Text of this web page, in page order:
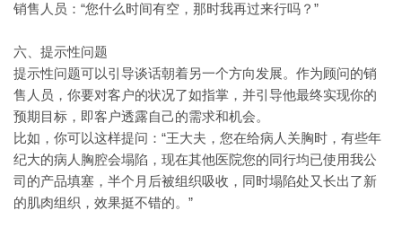
销售人员： “您什么时间有空，那时我再过来行吗？”
六、提示性问题
提示性问题可以引导谈话朝着另一个方向发展。作为顾问的销
售人员，你要对客户的状况了如指掌，并引导他最终实现你的
预期目标，即客户透露自己的需求和机会。
比如，你可以这样提问： “王大夫，您在给病人关胸时，有些年
纪大的病人胸腔会塌陷，现在其他医院您的同行均已使用我公
司的产品填塞，半个月后被组织吸收，同时塌陷处又长出了新
的肌肉组织，效果挺不错的。”